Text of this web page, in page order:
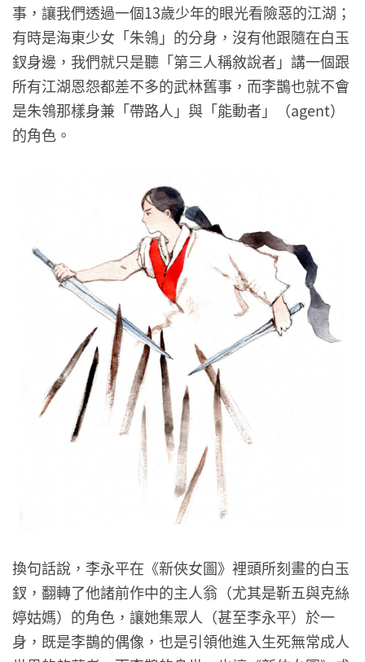
事，讓我們透過一個13歲少年的眼光看險惡的江湖；
有時是海東少女「朱鴒」的分身，沒有他跟隨在白玉
釵身邊，我們就只是聽「第三人稱敘說者」講一個跟
所有江湖恩怨都差不多的武林舊事，而李鵲也就不會
是朱鴒那樣身兼「帶路人」與「能動者」（agent）
的角色。
換句話說，李永平在《新俠女圖》裡頭所刻畫的白玉
釵，翻轉了他諸前作中的主人翁（尤其是靳五與克絲
婷姑媽）的角色，讓她集眾人（甚至李永平）於一
身，既是李鵲的偶像，也是引領他進入生死無常成人